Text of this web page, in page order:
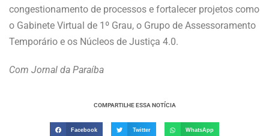
congestionamento de processos e fortalecer projetos como
o Gabinete Virtual de 1º Grau, o Grupo de Assessoramento
Temporário e os Núcleos de Justiça 4.0.
Com Jornal da Paraíba
COMPARTILHE ESSA NOTÍCIA
Facebook Twitter WhatsApp